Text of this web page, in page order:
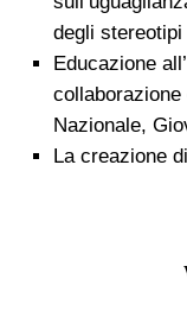
degli
Educazione
Nazionale,
La creazione